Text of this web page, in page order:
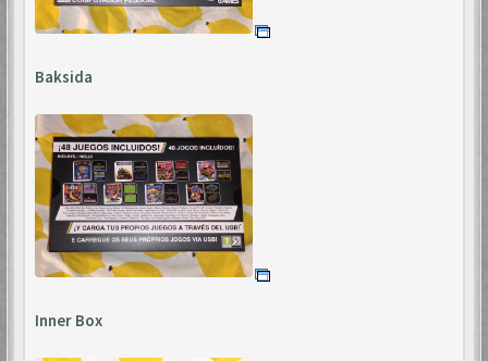
Baksida
Inner Box